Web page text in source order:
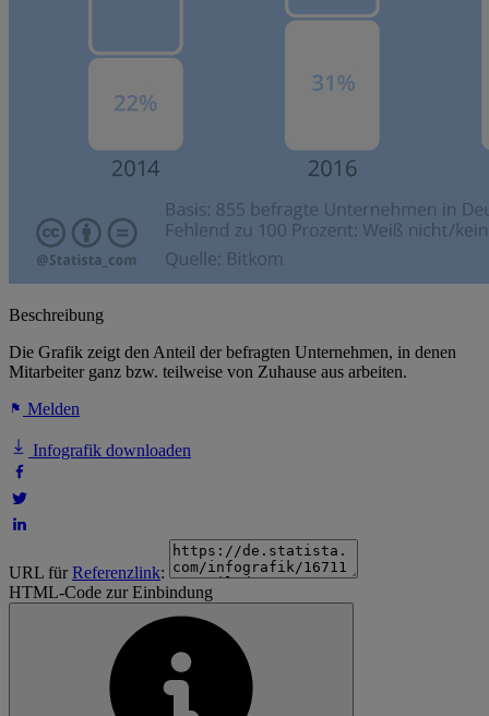
Beschreibung
Die Grafik zeigt den Anteil der befragten Unternehmen, in denen
Mitarbeiter ganz bzw. teilweise von Zuhause aus arbeiten.
Melden
Infografik downloaden
URL fürReferenzlink:
HTML-Code zur Einbindung